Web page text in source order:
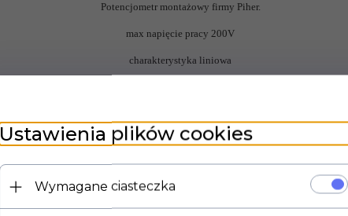
Potencjometr montażowy firmy Piher.
max napięcie pracy 200V
charakterystyka liniowa
Ustawienia plików cookies
Wymagane ciasteczka